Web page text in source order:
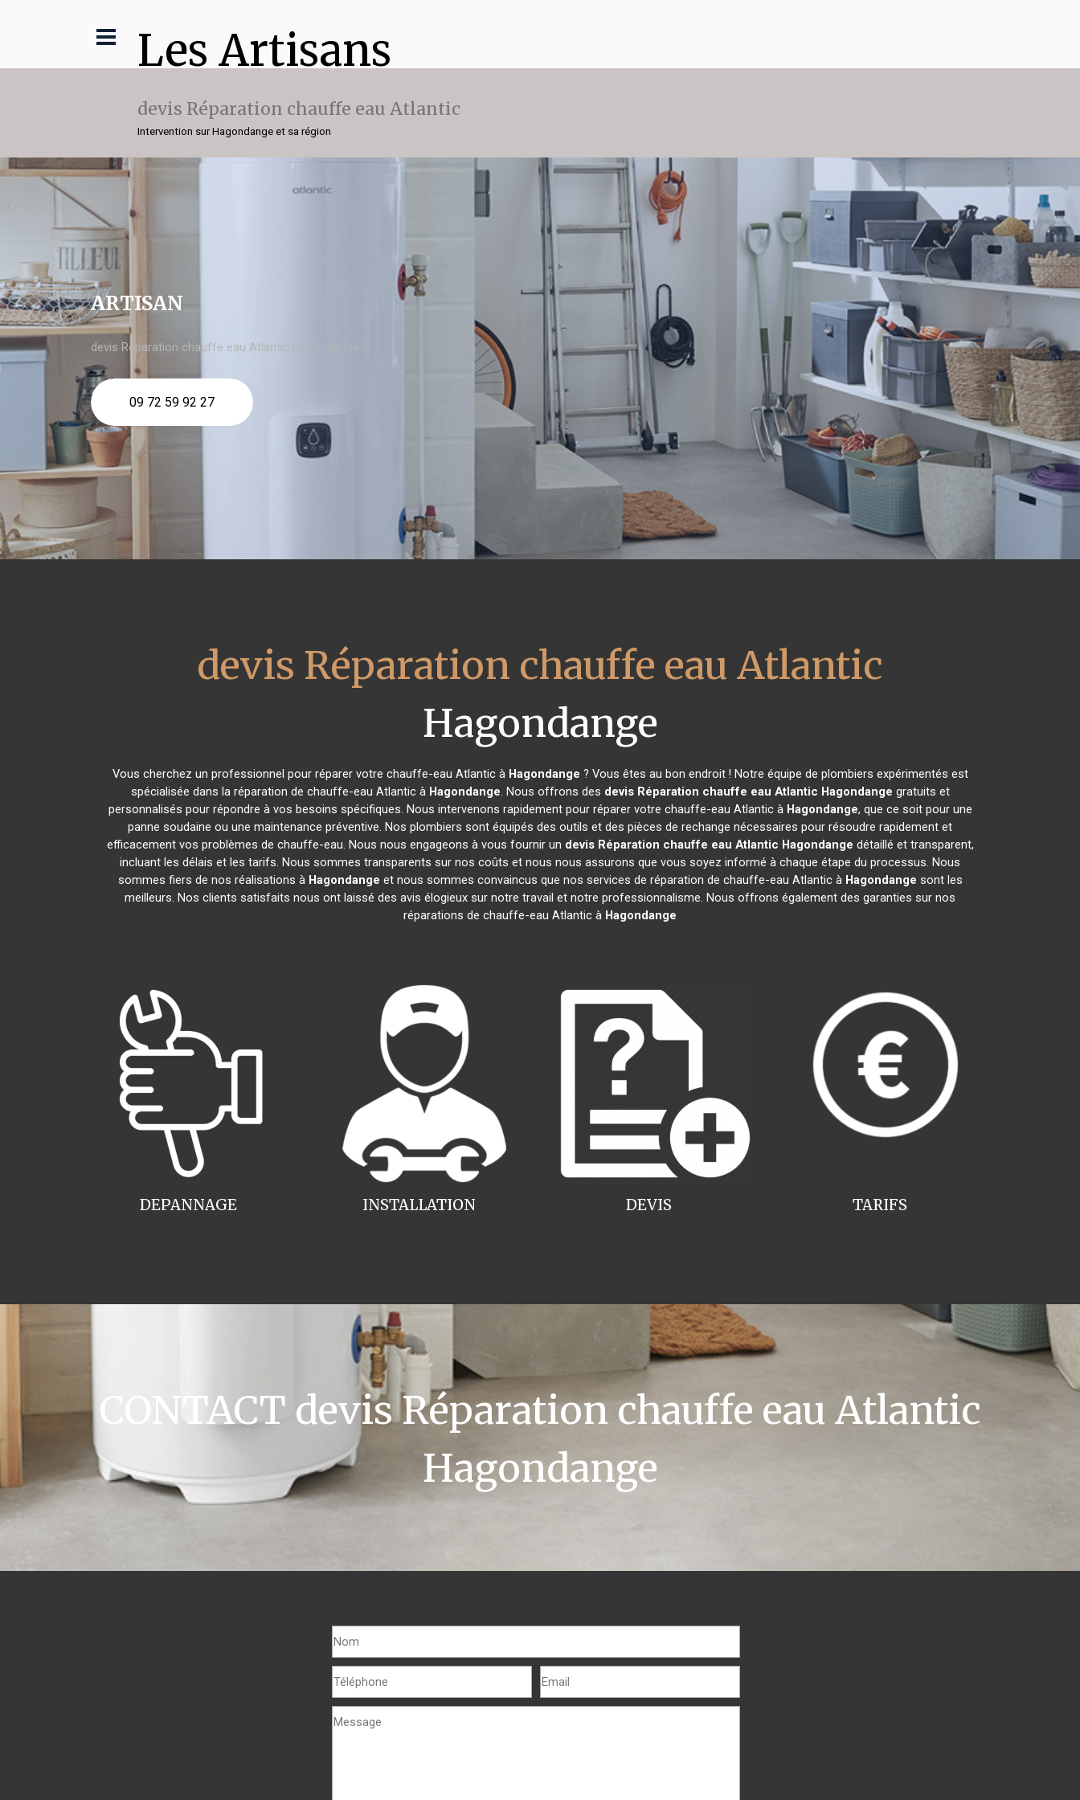
Les Artisans
devis Réparation chauffe eau Atlantic
Intervention sur Hagondange et sa région
ARTISAN
devis Réparation chauffe eau Atlantic Hagondange
09 72 59 92 27
devis Réparation chauffe eau Atlantic
Hagondange
Vous cherchez un professionnel pour réparer votre chauffe-eau Atlantic à Hagondange ? Vous êtes au bon endroit ! Notre équipe de plombiers expérimentés est
spécialisée dans la réparation de chauffe-eau Atlantic à Hagondange. Nous offrons des devis Réparation chauffe eau Atlantic Hagondange gratuits et
personnalisés pour répondre à vos besoins spécifiques. Nous intervenons rapidement pour réparer votre chauffe-eau Atlantic à Hagondange, que ce soit pour une
panne soudaine ou une maintenance préventive. Nos plombiers sont équipés des outils et des pièces de rechange nécessaires pour résoudre rapidement et
efficacement vos problèmes de chauffe-eau. Nous nous engageons à vous fournir un devis Réparation chauffe eau Atlantic Hagondange détaillé et transparent,
incluant les délais et les tarifs. Nous sommes transparents sur nos coûts et nous nous assurons que vous soyez informé à chaque étape du processus. Nous
sommes fiers de nos réalisations à Hagondange et nous sommes convaincus que nos services de réparation de chauffe-eau Atlantic à Hagondange sont les
meilleurs. Nos clients satisfaits nous ont laissé des avis élogieux sur notre travail et notre professionnalisme. Nous offrons également des garanties sur nos
réparations de chauffe-eau Atlantic à Hagondange
INSTALLATION
DEPANNAGE TARIFS
DEVIS
CONTACT devis Réparation chauffe eau Atlantic
Hagondange